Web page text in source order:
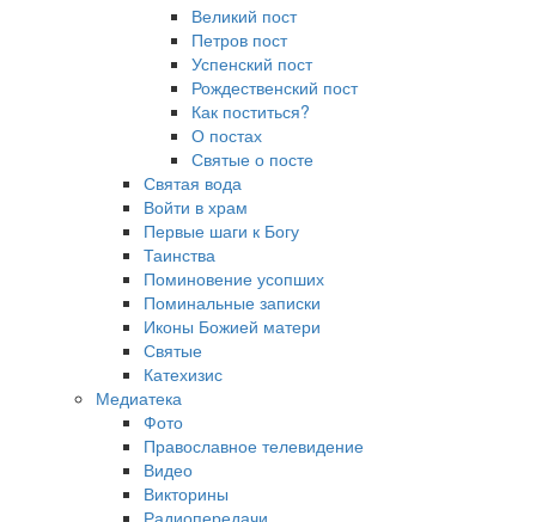
Великий пост
Петров пост
Успенский пост
Рождественский пост
Как поститься?
О постах
Святые о посте
Святая вода
Войти в храм
Первые шаги к Богу
Таинства
Поминовение усопших
Поминальные записки
Иконы Божией матери
Святые
Катехизис
Медиатека
Фото
Православное телевидение
Видео
Викторины
Радиопередачи